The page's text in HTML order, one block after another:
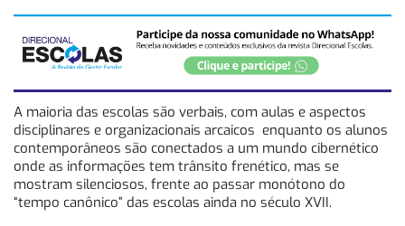
A maioria das escolas são verbais, com aulas e aspectos
disciplinares e organizacionais arcaicos enquanto os alunos
contemporâneos são conectados a um mundo cibernético
onde as informações tem trânsito frenético, mas se
mostram silenciosos, frente ao passar monótono do
“tempo canônico” das escolas ainda no século XVII.